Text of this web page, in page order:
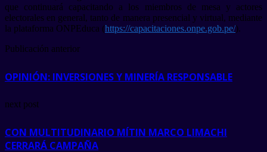
que continuará capacitando a los miembros de mesa y actores
electorales en general, tanto de manera presencial y virtual, mediante
la plataforma ONPEduca (https://capacitaciones.onpe.gob.pe/).
Publicación anterior
OPINIÓN: INVERSIONES Y MINERÍA RESPONSABLE
next post
CON MULTITUDINARIO MÍTIN MARCO LIMACHI
CERRARÁ CAMPAÑA